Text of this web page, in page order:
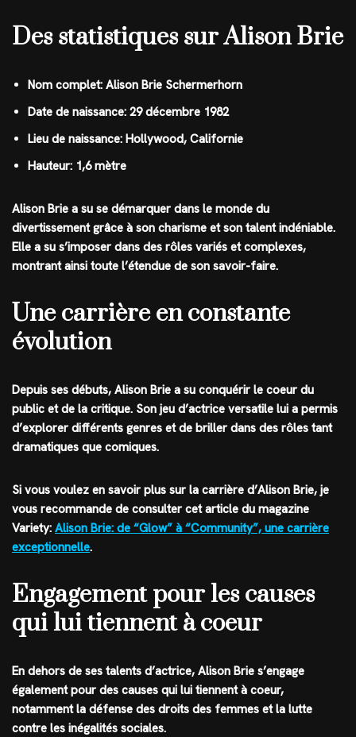
Des statistiques sur Alison Brie
Nom complet: Alison Brie Schermerhorn
Date de naissance: 29 décembre 1982
Lieu de naissance: Hollywood, Californie
Hauteur: 1,6 mètre
Alison Brie a su se démarquer dans le monde du
divertissement grâce à son charisme et son talent indéniable.
Elle a su s’imposer dans des rôles variés et complexes,
montrant ainsi toute l’étendue de son savoir-faire.
Une carrière en constante
évolution
Depuis ses débuts, Alison Brie a su conquérir le coeur du
public et de la critique. Son jeu d’actrice versatile lui a permis
d’explorer différents genres et de briller dans des rôles tant
dramatiques que comiques.
Si vous voulez en savoir plus sur la carrière d’Alison Brie, je
vous recommande de consulter cet article du magazine
Variety: Alison Brie: de “Glow” à “Community”, une carrière
exceptionnelle.
Engagement pour les causes
qui lui tiennent à coeur
En dehors de ses talents d’actrice, Alison Brie s’engage
également pour des causes qui lui tiennent à coeur,
notamment la défense des droits des femmes et la lutte
contre les inégalités sociales.